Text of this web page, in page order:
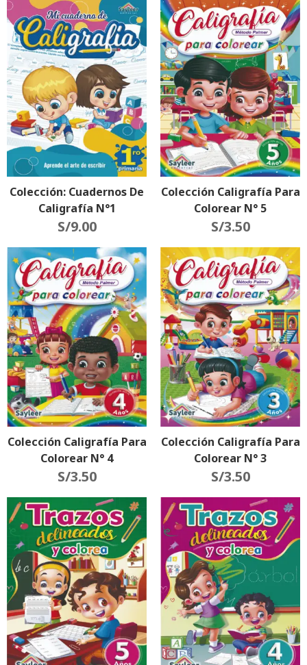
Colección: Cuadernos De
Caligrafía N°1
S/9.00
Colección Caligrafía Para
Colorear N° 5
S/3.50
Colección Caligrafía Para
Colorear N° 4
S/3.50
Colección Caligrafía Para
Colorear N° 3
S/3.50